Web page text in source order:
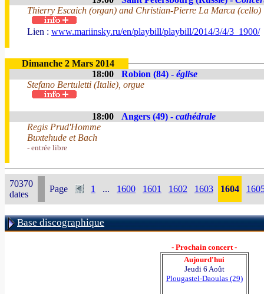
Thierry Escaich (organ) and Christian-Pierre La Marca (cello)
Lien : www.mariinsky.ru/en/playbill/playbill/2014/3/4/3_1900/
Dimanche 2 Mars 2014
18:00
Robion (84) - église
Stefano Bertuletti (Italie), orgue
18:00 Angers (49) - cathédrale
Regis Prud'Homme
Buxtehude et Bach
- entrée libre
70370
dates
Page 1 ... 1600 1601 1602 1603 1604
Base discographique
- Prochain concert -
Aujourd'hui
Jeudi 6 Août
Plougastel-Daoulas (29)